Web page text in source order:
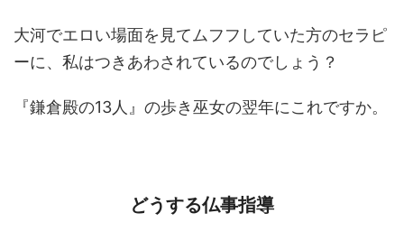
大河でエロい場面を見てムフフしていた方のセラピ
ーに、私はつきあわされているのでしょう？
『鎌倉殿の13人』の歩き巫女の翌年にこれですか。
どうする仏事指導